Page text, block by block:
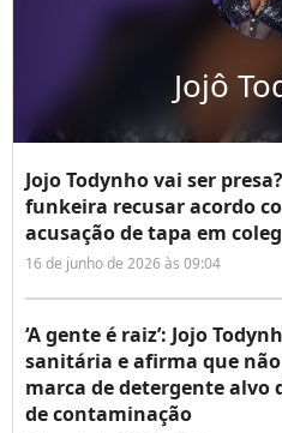
Jojô
Jojo Todynho vai ser
funkeira recusar acordo
acusação de tapa em
16 de junho de 2026 às 09:04
‘A gente é raiz’: Jojo
sanitária e afirma que
marca de detergente alvo
de contaminação